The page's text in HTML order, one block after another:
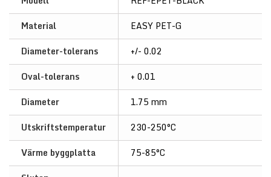
Material
EASY PET-G
Diameter-tolerans
+/- 0.02
Oval-tolerans
+ 0.01
Diameter
1.75 mm
Utskriftstemperatur
230-250°C
Värme byggplatta
75-85°C